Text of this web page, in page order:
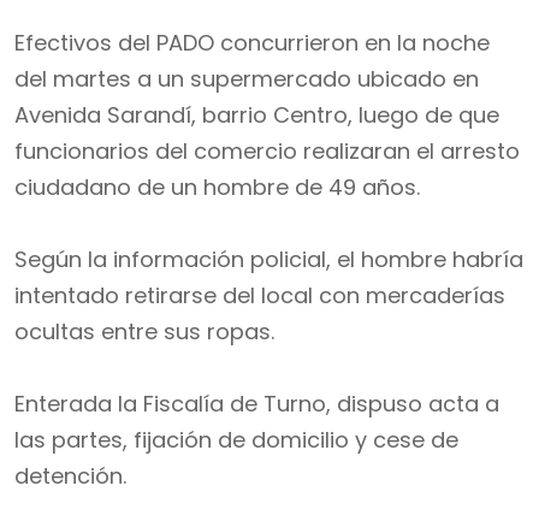
Efectivos del PADO concurrieron en la noche
del martes a un supermercado ubicado en
Avenida Sarandí, barrio Centro, luego de que
funcionarios del comercio realizaran el arresto
ciudadano de un hombre de 49 años.
Según la información policial, el hombre habría
intentado retirarse del local con mercaderías
ocultas entre sus ropas.
Enterada la Fiscalía de Turno, dispuso acta a
las partes, fijación de domicilio y cese de
detención.